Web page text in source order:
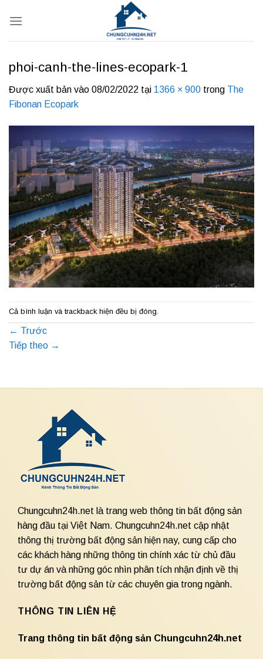
qua
phoi-canh-the-lines-ecopark-1
Được xuất bản vào 08/02/2022 tại 1366 × 900 trong The
Fibonan Ecopark
Cả bình luận và trackback hiện đều bị đóng.
← Trước
Tiếp theo →
Chungcuhn24h.net là trang web thông tin bất động sản
hàng đầu tại Việt Nam. Chungcuhn24h.net cập nhật
thông thị trường bất động sản hiện nay, cung cấp cho
các khách hàng những thông tin chính xác từ chủ đầu
tư dự án và những góc nhìn phân tích nhận định về thị
trường bất động sản từ các chuyên gia trong ngành.
THÔNG TIN LIÊN HỆ
Trang thông tin bất động sản Chungcuhn24h.net